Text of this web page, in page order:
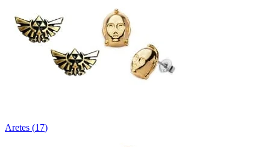
Aretes (17)